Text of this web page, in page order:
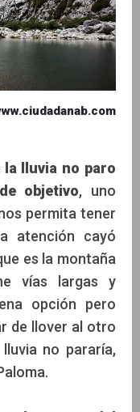
la lluvia no paro
objetivo, uno
permita tener
atención cayó
es la montaña
vías largas y
opción pero
de llover al otro
no pararía,